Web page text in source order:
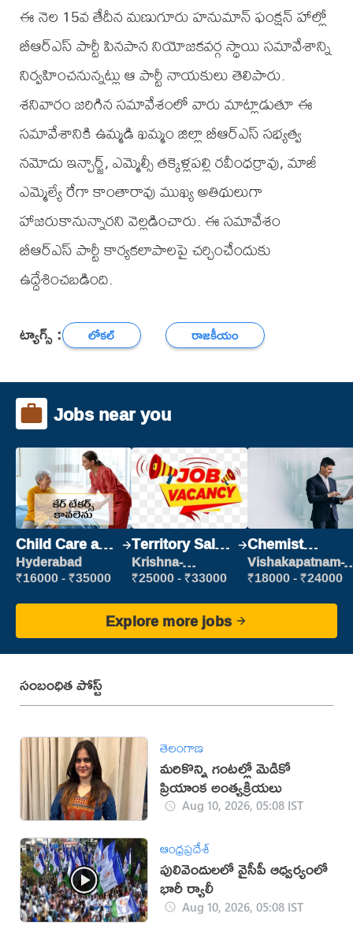
ఈ నెల 15వ తేదీన మణుగూరు హనుమాన్ ఫంక్షన్ హాల్లో
బీఆర్ఎస్ పార్టీ పినపాన నియోజకవర్గ స్థాయి సమావేశాన్ని
నిర్వహించనున్నట్లు ఆ పార్టీ నాయకులు తెలిపారు.
శనివారం జరిగిన సమావేశంలో వారు మాట్లాడుతూ ఈ
సమావేశానికి ఉమ్మడి ఖమ్మం జిల్లా బీఆర్ఎస్ సభ్యత్వ
నమోదు ఇన్చార్జ్, ఎమ్మెల్సీ తక్కెళ్లపల్లి రవీంధర్రావు, మాజీ
ఎమ్మెల్యే రేగా కాంతారావు ముఖ్య అతిథులుగా
హాజరుకానున్నారని వెల్లడించారు. ఈ సమావేశం
బీఆర్ఎస్ పార్టీ కార్యకలాపాలపై చర్చించేందుకు
ఉద్దేశించబడింది.
ట్యాగ్స్ : లోకల్ రాజకీయం
Jobs near you
Child Care and
Patient care
Hyderabad
₹16000 - ₹35000
Territory Sales
Manager
Krishna-
vijayawada
₹25000 - ₹33000
Chemist
Production
Executive
Vishakapatnam-
new
₹18000 - ₹24000
Explore more jobs
సంబంధిత పోస్ట్
తెలంగాణ
మరికొన్ని గంటల్లో మెడికో
ప్రియాంక అంత్యక్రియలు
Aug 10, 2026, 05:08 IST
ఆంధ్రప్రదేశ్
పులివెందులలో వైసీపీ ఆధ్వర్యంలో
భారీ ర్యాలీ
Aug 10, 2026, 05:08 IST